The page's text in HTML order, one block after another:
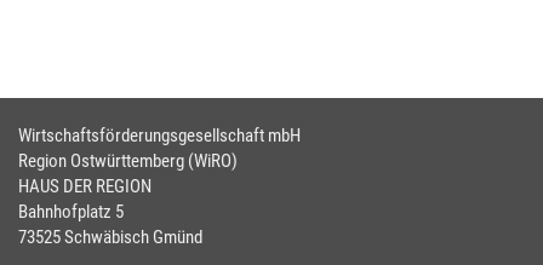
Wirtschaftsförderungsgesellschaft mbH
Region Ostwürttemberg (WiRO)
HAUS DER REGION
Bahnhofplatz 5
73525 Schwäbisch Gmünd